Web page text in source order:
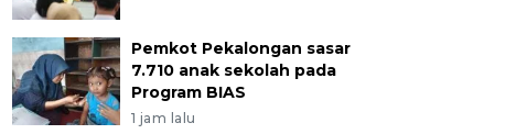
Pemkot Pekalongan sasar
7.710 anak sekolah pada
Program BIAS
1 jam lalu